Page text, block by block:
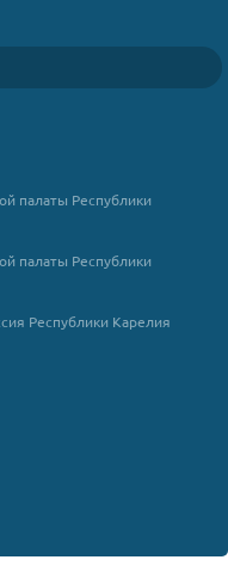
палаты Республики
палаты Республики
Республики Карелия